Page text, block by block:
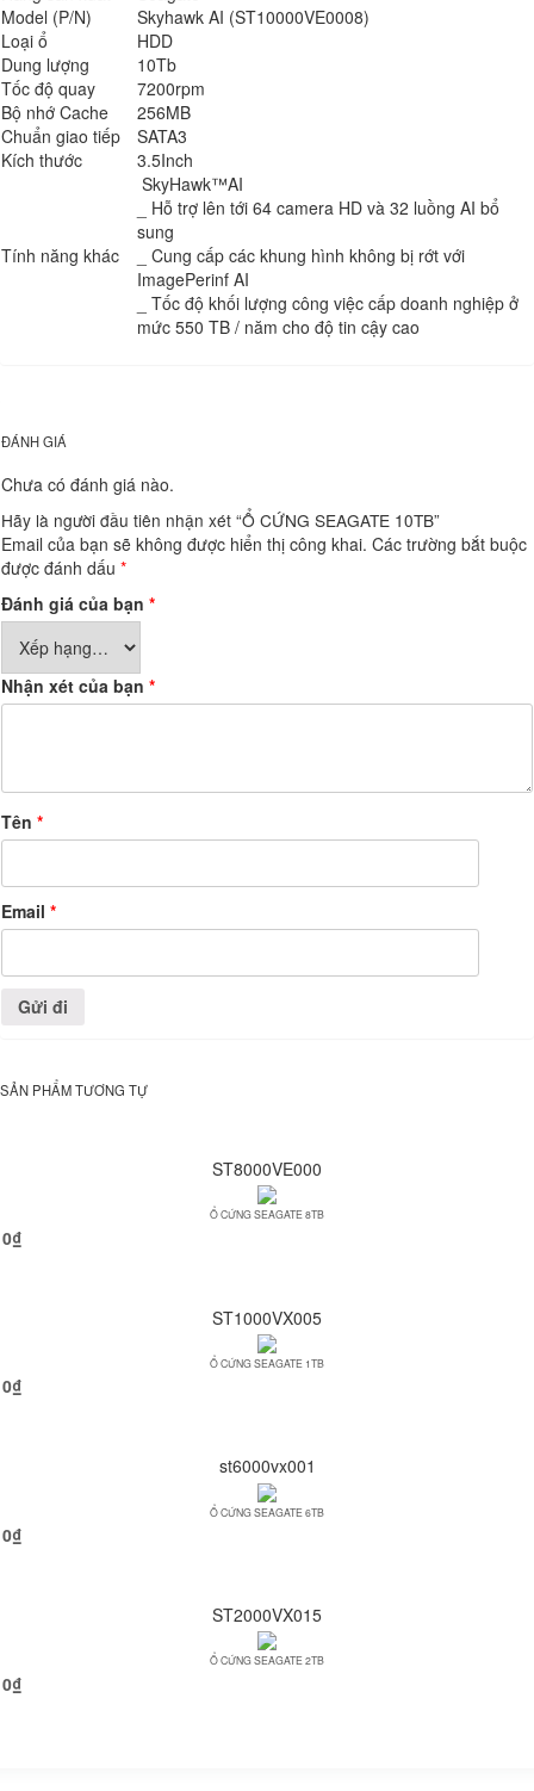
Model (P/N)
Skyhawk AI (ST10000VE0008)
Loại ổ
HDD
Dung lượng
10Tb
Tốc độ quay
7200rpm
Bộ nhớ Cache
256MB
Chuẩn giao tiếp
SATA3
Kích thước
3.5Inch
Tính năng khác
SkyHawk™AI
_ Hỗ trợ lên tới 64 camera HD và 32 luồng AI bổ
sung
_ Cung cấp các khung hình không bị rớt với
ImagePerinf AI
_ Tốc độ khối lượng công việc cấp doanh nghiệp ở
mức 550 TB / năm cho độ tin cậy cao
ĐÁNH GIÁ
Chưa có đánh giá nào.
Hãy là người đầu tiên nhận xét “Ổ CỨNG SEAGATE 10TB”
Email của bạn sẽ không được hiển thị công khai. Các trường bắt buộc
được đánh dấu *
Đánh giá của bạn *
Nhận xét của bạn *
Tên *
Email *
SẢN PHẨM TƯƠNG TỰ
ST8000VE000
Ổ CỨNG SEAGATE 8TB
0₫
ST1000VX005
Ổ CỨNG SEAGATE 1TB
0₫
st6000vx001
Ổ CỨNG SEAGATE 6TB
0₫
ST2000VX015
Ổ CỨNG SEAGATE 2TB
0₫